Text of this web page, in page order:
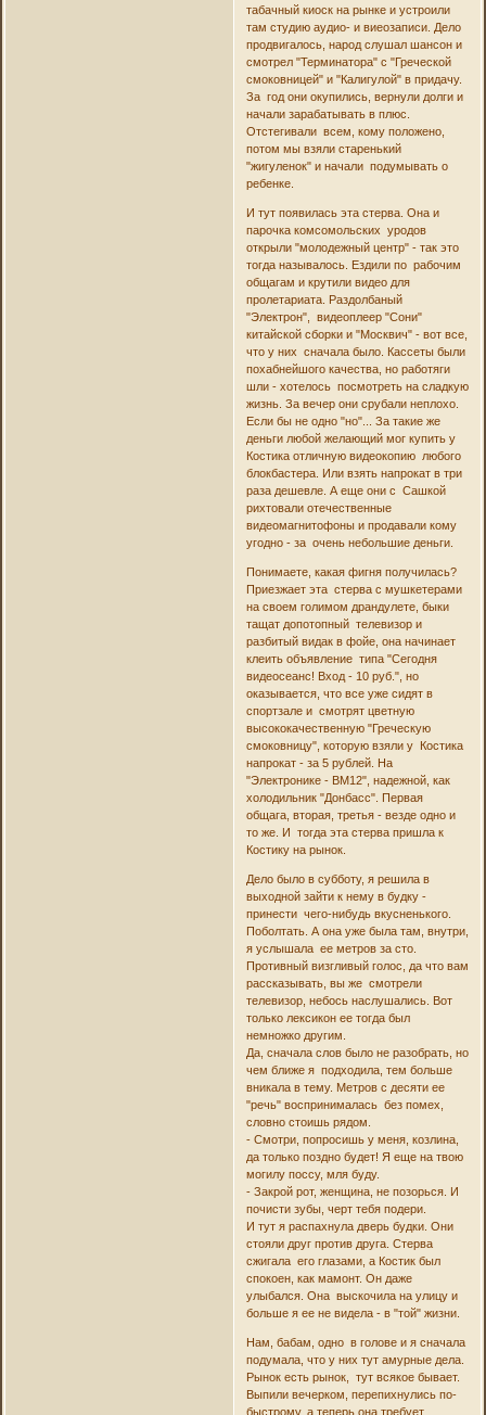
табачный киоск на рынке и устроили
там студию аудио- и виеозаписи. Дело
продвигалось, народ слушал шансон и
смотрел "Терминатора" с "Греческой
смоковницей" и "Калигулой" в придачу.
За год они окупились, вернули долги и
начали зарабатывать в плюс.
Отстегивали всем, кому положено,
потом мы взяли старенький
"жигуленок" и начали подумывать о
ребенке.
И тут появилась эта стерва. Она и
парочка комсомольских уродов
открыли "молодежный центр" - так это
тогда называлось. Ездили по рабочим
общагам и крутили видео для
пролетариата. Раздолбаный
"Электрон", видеоплеер "Сони"
китайской сборки и "Москвич" - вот все,
что у них сначала было. Кассеты были
похабнейшого качества, но работяги
шли - хотелось посмотреть на сладкую
жизнь. За вечер они срубали неплохо.
Если бы не одно "но"... За такие же
деньги любой желающий мог купить у
Костика отличную видеокопию любого
блокбастера. Или взять напрокат в три
раза дешевле. А еще они с Сашкой
рихтовали отечественные
видеомагнитофоны и продавали кому
угодно - за очень небольшие деньги.
Понимаете, какая фигня получилась?
Приезжает эта стерва с мушкетерами
на своем голимом драндулете, быки
тащат допотопный телевизор и
разбитый видак в фойе, она начинает
клеить объявление типа "Сегодня
видеосеанс! Вход - 10 руб.", но
оказывается, что все уже сидят в
спортзале и смотрят цветную
высококачественную "Греческую
смоковницу", которую взяли у Костика
напрокат - за 5 рублей. На
"Электронике - ВМ12", надежной, как
холодильник "Донбасс". Первая
общага, вторая, третья - везде одно и
то же. И тогда эта стерва пришла к
Костику на рынок.
Дело было в субботу, я решила в
выходной зайти к нему в будку -
принести чего-нибудь вкусненького.
Поболтать. А она уже была там, внутри,
я услышала ее метров за сто.
Противный визгливый голос, да что вам
рассказывать, вы же смотрели
телевизор, небось наслушались. Вот
только лексикон ее тогда был
немножко другим.
Да, сначала слов было не разобрать, но
чем ближе я подходила, тем больше
вникала в тему. Метров с десяти ее
"речь" воспринималась без помех,
словно стоишь рядом.
- Смотри, попросишь у меня, козлина,
да только поздно будет! Я еще на твою
могилу поссу, мля буду.
- Закрой рот, женщина, не позорься. И
почисти зубы, черт тебя подери.
И тут я распахнула дверь будки. Они
стояли друг против друга. Стерва
сжигала его глазами, а Костик был
спокоен, как мамонт. Он даже
улыбался. Она выскочила на улицу и
больше я ее не видела - в "той" жизни.
Нам, бабам, одно в голове и я сначала
подумала, что у них тут амурные дела.
Рынок есть рынок, тут всякое бывает.
Выпили вечерком, перепихнулись по-
быстрому, а теперь она требует